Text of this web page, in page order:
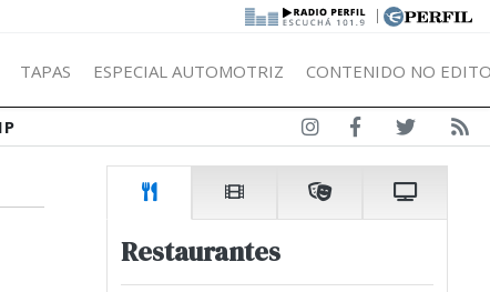
|
TAPAS ESPECIAL AUTOMOTRIZ CONTENIDO NO
Restaurantes